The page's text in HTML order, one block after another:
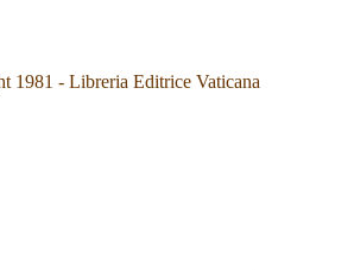
1981 - Libreria Editrice Vaticana